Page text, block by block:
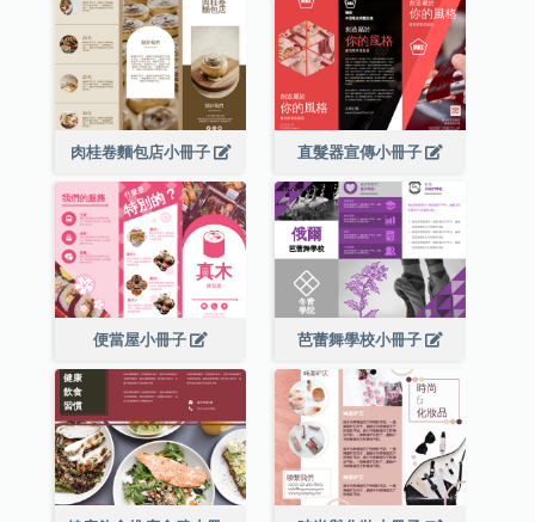
肉桂卷麵包店小冊子 直髮器宣傳小冊子
便當屋小冊子 芭蕾舞學校小冊子